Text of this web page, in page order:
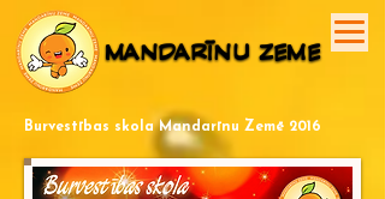
MANDARĪNU ZEME
MANDARĪNU ZEME
Burvestības skola Mandarīnu Zemē 2016